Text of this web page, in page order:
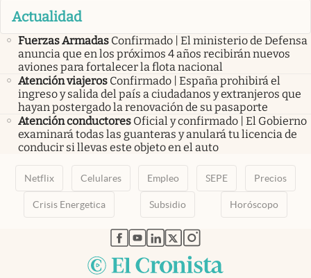
Actualidad
Fuerzas Armadas Confirmado | El ministerio de Defensa
anuncia que en los próximos 4 años recibirán nuevos
aviones para fortalecer la flota nacional
Atención viajeros Confirmado | España prohibirá el
ingreso y salida del país a ciudadanos y extranjeros que
hayan postergado la renovación de su pasaporte
Atención conductores Oficial y confirmado | El Gobierno
examinará todas las guanteras y anulará tu licencia de
conducir si llevas este objeto en el auto
Netflix Celulares Empleo SEPE Precios
Crisis Energetica Subsidio Horóscopo
abre en nueva pestaña
abre en nueva pestaña
abre en nueva pestaña
abre en nueva pestaña
abre en nueva pestaña